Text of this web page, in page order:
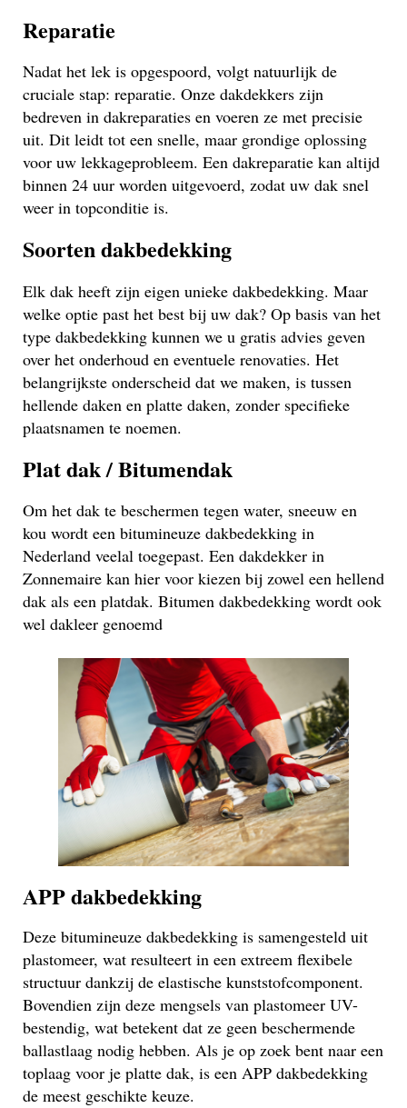
Reparatie
Nadat het lek is opgespoord, volgt natuurlijk de
cruciale stap: reparatie. Onze dakdekkers zijn
bedreven in dakreparaties en voeren ze met precisie
uit. Dit leidt tot een snelle, maar grondige oplossing
voor uw lekkageprobleem. Een dakreparatie kan altijd
binnen 24 uur worden uitgevoerd, zodat uw dak snel
weer in topconditie is.
Soorten dakbedekking
Elk dak heeft zijn eigen unieke dakbedekking. Maar
welke optie past het best bij uw dak? Op basis van het
type dakbedekking kunnen we u gratis advies geven
over het onderhoud en eventuele renovaties. Het
belangrijkste onderscheid dat we maken, is tussen
hellende daken en platte daken, zonder specifieke
plaatsnamen te noemen.
Plat dak / Bitumendak
Om het dak te beschermen tegen water, sneeuw en
kou wordt een bitumineuze dakbedekking in
Nederland veelal toegepast. Een dakdekker in
Zonnemaire kan hier voor kiezen bij zowel een hellend
dak als een platdak. Bitumen dakbedekking wordt ook
wel dakleer genoemd
APP dakbedekking
Deze bitumineuze dakbedekking is samengesteld uit
plastomeer, wat resulteert in een extreem flexibele
structuur dankzij de elastische kunststofcomponent.
Bovendien zijn deze mengsels van plastomeer UV-
bestendig, wat betekent dat ze geen beschermende
ballastlaag nodig hebben. Als je op zoek bent naar een
toplaag voor je platte dak, is een APP dakbedekking
de meest geschikte keuze.